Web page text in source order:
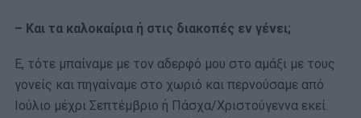
– Και τα καλοκαίρια ή στις διακοπές εν γένει;
Ε, τότε μπαίναμε με τον αδερφό μου στο αμάξι με τους
γονείς και πηγαίναμε στο χωριό και περνούσαμε από
Ιούλιο μέχρι Σεπτέμβριο ή Πάσχα/Χριστούγεννα εκεί.